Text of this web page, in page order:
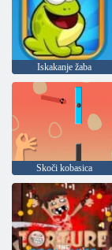
Iskakanje žaba
Skoči kobasica